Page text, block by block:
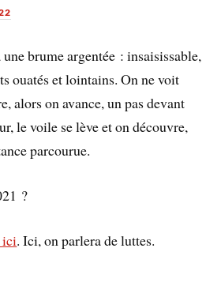
brume argentée : insaisissable,
ouatés et lointains. On ne voit
alors on avance, un pas devant
le voile se lève et on découvre,
parcourue.
?
ici. Ici, on parlera de luttes.